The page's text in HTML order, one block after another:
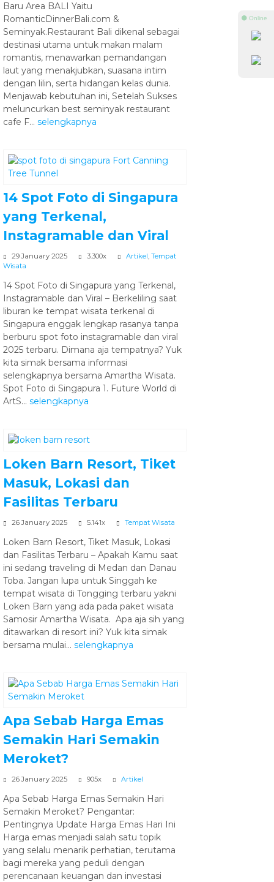
Baru Area BALI Yaitu
RomanticDinnerBali.com &
Seminyak.Restaurant Bali dikenal sebagai
destinasi utama untuk makan malam
romantis, menawarkan pemandangan
laut yang menakjubkan, suasana intim
dengan lilin, serta hidangan kelas dunia.
Menjawab kebutuhan ini, Setelah Sukses
meluncurkan best seminyak restaurant
cafe F... selengkapnya
14 Spot Foto di Singapura
yang Terkenal,
Instagramable dan Viral
29 January 2025 3.300x Artikel Tempat
Wisata
14 Spot Foto di Singapura yang Terkenal,
Instagramable dan Viral – Berkeliling saat
liburan ke tempat wisata terkenal di
Singapura enggak lengkap rasanya tanpa
berburu spot foto instagramable dan viral
2025 terbaru. Dimana aja tempatnya? Yuk
kita simak bersama informasi
selengkapnya bersama Amartha Wisata.
Spot Foto di Singapura 1. Future World di
ArtS... selengkapnya
Loken Barn Resort, Tiket
Masuk, Lokasi dan
Fasilitas Terbaru
26 January 2025 5.141x Tempat Wisata
Loken Barn Resort, Tiket Masuk, Lokasi
dan Fasilitas Terbaru – Apakah Kamu saat
ini sedang traveling di Medan dan Danau
Toba. Jangan lupa untuk Singgah ke
tempat wisata di Tongging terbaru yakni
Loken Barn yang ada pada paket wisata
Samosir Amartha Wisata. Apa aja sih yang
ditawarkan di resort ini? Yuk kita simak
bersama mulai... selengkapnya
Apa Sebab Harga Emas
Semakin Hari Semakin
Meroket?
26 January 2025 905x Artikel
Apa Sebab Harga Emas Semakin Hari
Semakin Meroket? Pengantar:
Pentingnya Update Harga Emas Hari Ini
Harga emas menjadi salah satu topik
yang selalu menarik perhatian, terutama
bagi mereka yang peduli dengan
perencanaan keuangan dan investasi
⚫ Online